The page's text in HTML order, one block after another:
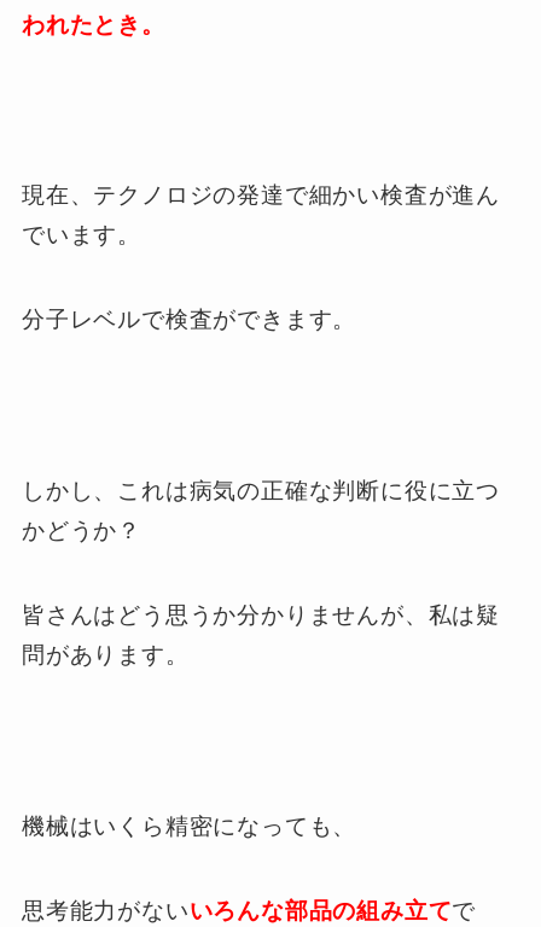
われたとき。
現在、テクノロジの発達で細かい検査が進ん
でいます。
分子レベルで検査ができます。
しかし、これは病気の正確な判断に役に立つ
かどうか？
皆さんはどう思うか分かりませんが、私は疑
問があります。
機械はいくら精密になっても、
思考能力がないいろんな部品の組み立てで